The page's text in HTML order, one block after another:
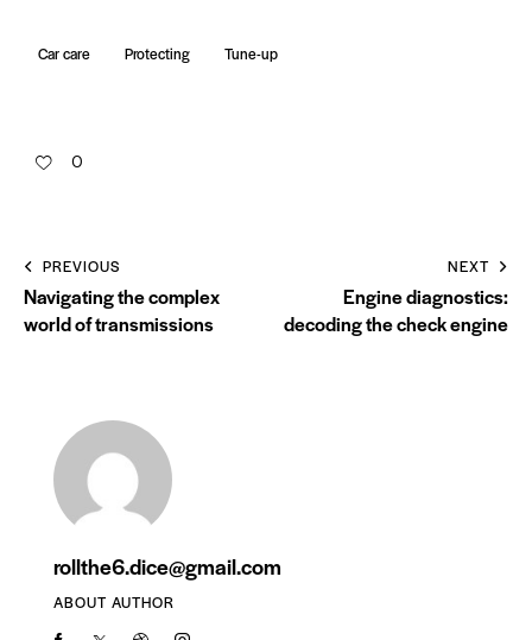
Car care Protecting Tune-up
0
PREVIOUS
Navigating the complex
world of transmissions
NEXT
Engine diagnostics:
decoding the check engine
rollthe6.dice@gmail.com
ABOUT AUTHOR